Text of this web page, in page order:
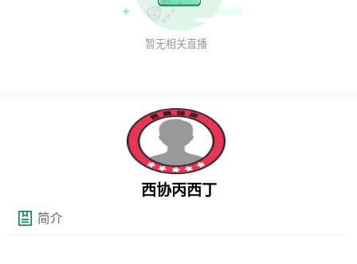
暂无相关直播
西协丙西丁
简介